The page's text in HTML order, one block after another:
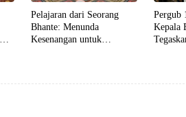
Pelajaran dari Seorang
Bhante: Menunda
Kesenangan untuk
Pergub
Kepala